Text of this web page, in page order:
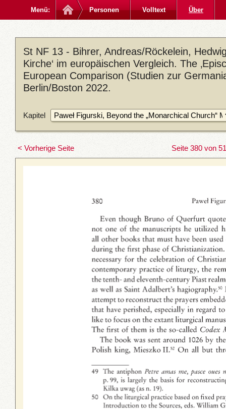
Menü: Personen Volltext Über
St NF 13 - Bihrer, Andreas/Röckelein,
Kirche‘ im europäischen Vergleich. The
European Comparison (Studien zur
Berlin/Boston 2022.
Kapitel
< Vorherige Seite Seite 380 von